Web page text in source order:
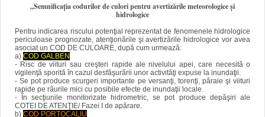
„Semnificaţia codurilor de culori pentru avertizările meteorologice şi
hidrologice
Pentru indicarea riscului potenţial reprezentat de fenomenele hidrologice
periculoase prognozate, atenţionările şi avertizările hidrologice vor avea
asociat un COD DE CULOARE, după cum urmează:
a) COD GALBEN
- Risc de viituri sau creşteri rapide ale nivelului apei, care necesită o
vigilenţă sporită în cazul desfăşurării unor activităţi expuse la inundaţii.
- Se pot produce scurgeri importante pe versanţi, torenţi, pâraie şi viituri
rapide pe râurile mici cu posibile efecte de inundaţii locale.
- În secţiunile monitorizate hidrometric, se pot produce depăşiri ale
COTEI DE ATENŢIE/ Fazei I de apărare.
b) COD PORTOCALIU